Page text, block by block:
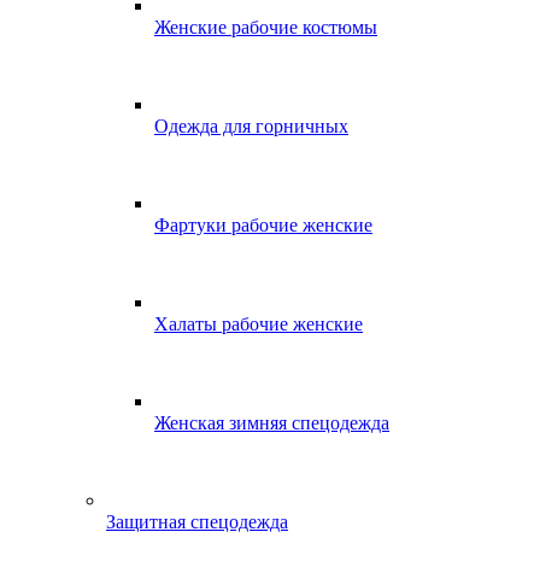
Женские рабочие костюмы
Одежда для горничных
Фартуки рабочие женские
Халаты рабочие женские
Женская зимняя спецодежда
Защитная спецодежда